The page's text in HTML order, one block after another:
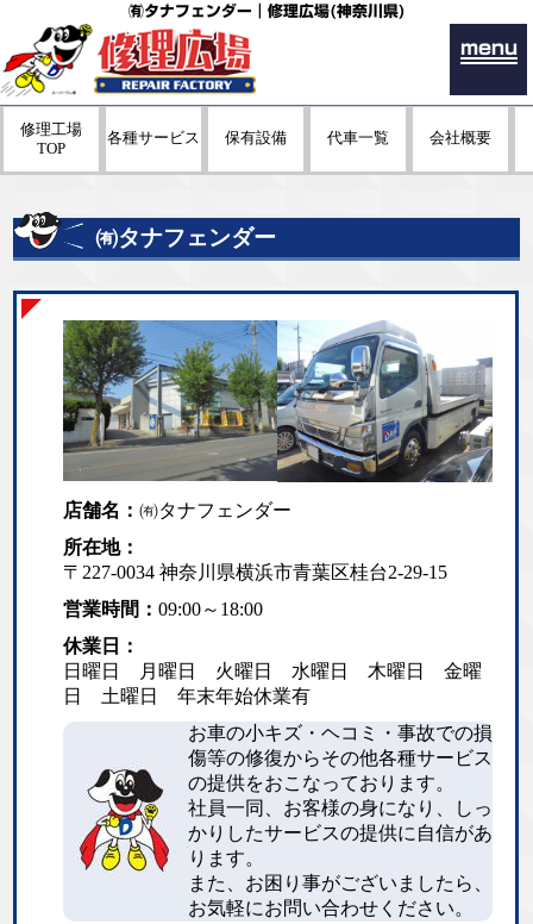
㈲タナフェンダー｜修理広場(神奈川県)
menu
修理工場
TOP
各種サービス 保有設備 代車一覧 会社概要
㈲タナフェンダー
店舗名：㈲タナフェンダー
所在地：
〒227-0034 神奈川県横浜市青葉区桂台2-29-15
営業時間：09:00～18:00
休業日：
日曜日 月曜日 火曜日 水曜日 木曜日 金曜
日 土曜日 年末年始休業有
お車の小キズ・ヘコミ・事故での損
傷等の修復からその他各種サービス
の提供をおこなっております。
社員一同、お客様の身になり、しっ
かりしたサービスの提供に自信があ
ります。
また、お困り事がございましたら、
お気軽にお問い合わせください。